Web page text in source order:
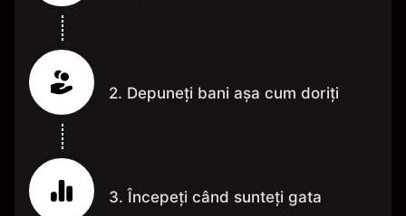
2. Depuneți bani așa cum doriți
3. Începeți când sunteți gata